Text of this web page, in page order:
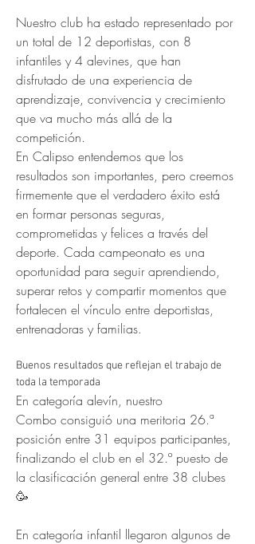
Nuestro club ha estado representado por
un total de 12 deportistas, con 8
infantiles y 4 alevines, que han
disfrutado de una experiencia de
aprendizaje, convivencia y crecimiento
que va mucho más allá de la
competición.
En Calipso entendemos que los
resultados son importantes, pero creemos
firmemente que el verdadero éxito está
en formar personas seguras,
comprometidas y felices a través del
deporte. Cada campeonato es una
oportunidad para seguir aprendiendo,
superar retos y compartir momentos que
fortalecen el vínculo entre deportistas,
entrenadoras y familias.
Buenos resultados que reflejan el trabajo de
toda la temporada
En categoría alevín, nuestro
Combo consiguió una meritoria 26.ª
posición entre 31 equipos participantes,
finalizando el club en el 32.º puesto de
la clasificación general entre 38 clubes
🥳
En categoría infantil llegaron algunos de